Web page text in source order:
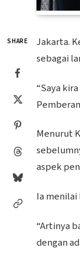
SHARE
Jakarta.
sebagai
“Saya
Menurut
aspek
Ia
“Artinya
dengan